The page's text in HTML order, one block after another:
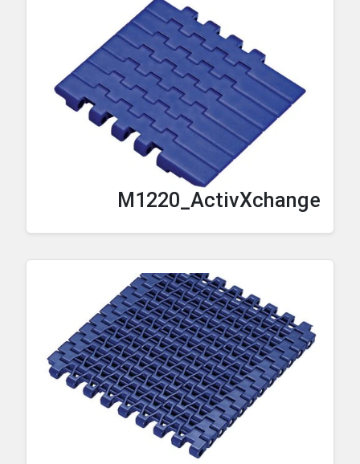
M1220_ActivXchange